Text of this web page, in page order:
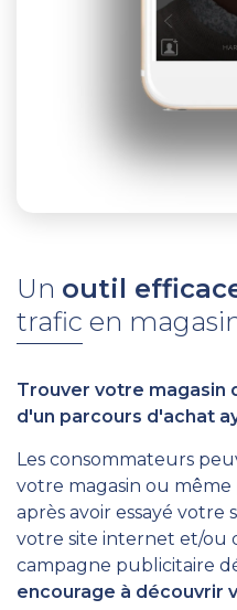
Un outil
trafic en
Trouver votre magasin
d'un parcours d'achat
Les consommateurs
votre magasin ou
après avoir essayé
votre site internet et/ou
campagne publicitaire
encourage à découvrir